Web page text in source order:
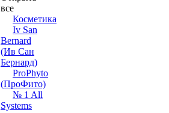
все
Косметика
Iv San
Bernard
(Ив Сан
Бернард)
ProPhyto
(ПроФито)
№ 1 All
Systems